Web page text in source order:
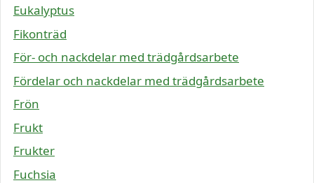
Eukalyptus
Fikonträd
För- och nackdelar med trädgårdsarbete
Fördelar och nackdelar med trädgårdsarbete
Frön
Frukt
Frukter
Fuchsia